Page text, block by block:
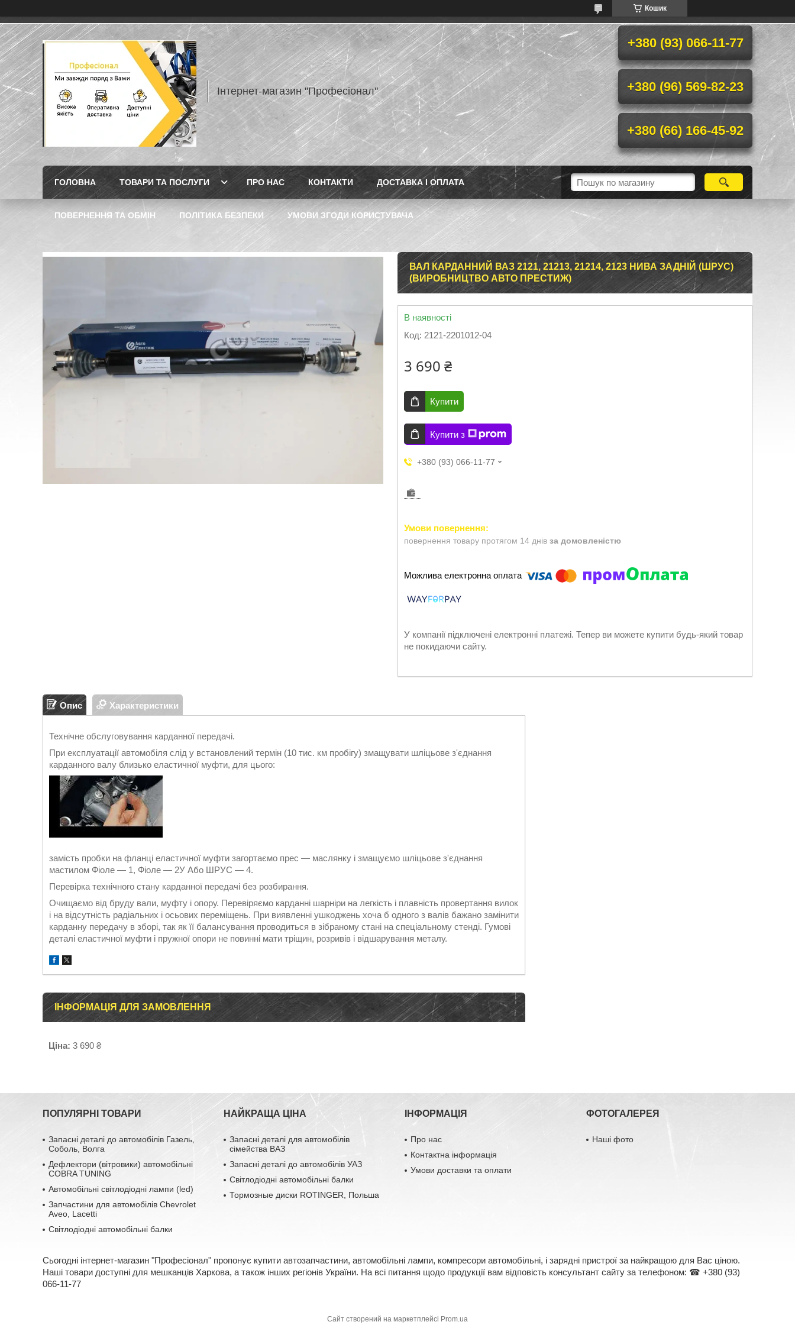
Кошик
Інтернет-магазин "Професіонал"
+380 (93) 066-11-77
+380 (96) 569-82-23
+380 (66) 166-45-92
ГОЛОВНА ТОВАРИ ТА ПОСЛУГИ ПРО НАС КОНТАКТИ ДОСТАВКА І ОПЛАТА
ПОВЕРНЕННЯ ТА ОБМІН ПОЛІТИКА БЕЗПЕКИ УМОВИ ЗГОДИ КОРИСТУВАЧА
ВАЛ КАРДАННИЙ ВАЗ 2121, 21213, 21214, 2123 НИВА ЗАДНІЙ (ШРУС)
(ВИРОБНИЦТВО АВТО ПРЕСТИЖ)
В наявності
Код: 2121-2201012-04
3 690 ₴
Купити
Купити з
+380 (93) 066-11-77
повернення товару протягом 14 днів за домовленістю
У компанії підключені електронні платежі. Тепер ви можете купити будь-який товар
не покидаючи сайту.
Опис Характеристики
Технічне обслуговування карданної передачі.
При експлуатації автомобіля слід у встановлений термін (10 тис. км пробігу) змащувати шліцьове з'єднання
карданного валу близько еластичної муфти, для цього:
замість пробки на фланці еластичної муфти загортаємо прес ― маслянку і змащуємо шліцьове з'єднання
мастилом Фіоле ― 1, Фіоле ― 2У Або ШРУС ― 4.
Перевірка технічного стану карданної передачі без розбирання.
Очищаємо від бруду вали, муфту і опору. Перевіряємо карданні шарніри на легкість і плавність провертання вилок
і на відсутність радіальних і осьових переміщень. При виявленні ушкоджень хоча б одного з валів бажано замінити
карданну передачу в зборі, так як її балансування проводиться в зібраному стані на спеціальному стенді. Гумові
деталі еластичної муфти і пружної опори не повинні мати тріщин, розривів і відшарування металу.
ІНФОРМАЦІЯ ДЛЯ ЗАМОВЛЕННЯ
Ціна: 3 690 ₴
ПОПУЛЯРНІ ТОВАРИ
Запасні деталі до автомобілів Газель,
Соболь, Волга
Дефлектори (вітровики) автомобільні
COBRA TUNING
Автомобільні світлодіодні лампи (led)
Запчастини для автомобілів Chevrolet
Aveo, Lacetti
Світлодіодні автомобільні балки
НАЙКРАЩА ЦІНА
Запасні деталі для автомобілів
сімейства ВАЗ
Запасні деталі до автомобілів УАЗ
Світлодіодні автомобільні балки
Тормозные диски ROTINGER, Польша
ІНФОРМАЦІЯ
Про нас
Контактна інформація
Умови доставки та оплати
ФОТОГАЛЕРЕЯ
Наші фото
Сьогодні інтернет-магазин "Професіонал" пропонує купити автозапчастини, автомобільні лампи, компресори автомобільні, і зарядні пристрої за найкращою для Вас ціною.
Наші товари доступні для мешканців Харкова, а також інших регіонів України. На всі питання щодо продукції вам відповість консультант сайту за телефоном: ☎ +380 (93)
066-11-77
Сайт створений на маркетплейсі Prom.ua